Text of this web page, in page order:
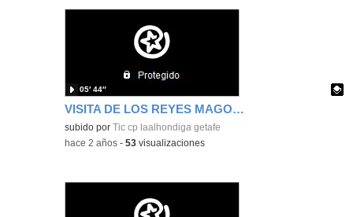
VISITA DE LOS REYES MAGOS CEIP LA ALHÓNDIGA CURSO 2023-2024
Contenido educativo.
subido por Tic cp laalhondiga getafe
05′ 44″
-hace 2 años -53 visualizaciones